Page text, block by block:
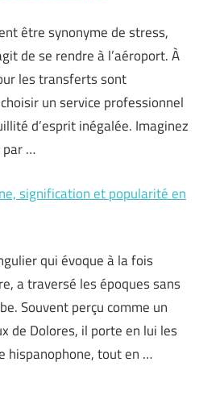
être synonyme de stress,
de se rendre à l’aéroport. À
les transferts sont
un service professionnel
d’esprit inégalée. Imaginez
par …
signification et popularité en
qui évoque à la fois
a traversé les époques sans
Souvent perçu comme un
de Dolores, il porte en lui les
hispanophone, tout en …